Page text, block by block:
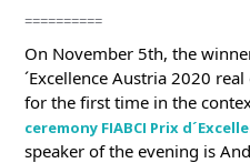
==========
On November 5th, the
´Excellence Austria 2020
for the first time in the
ceremony FIABCI Prix
speaker of the evening is